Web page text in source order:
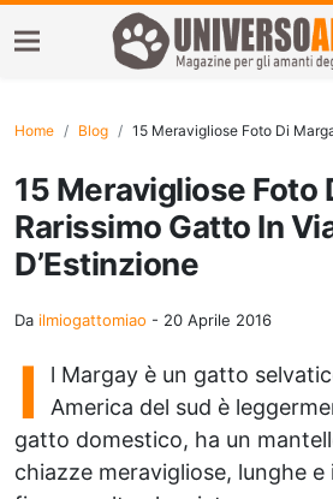
Home Blog 15 Meravigliose Foto Di Margay Un
15 Meravigliose Foto
Rarissimo Gatto In
D’Estinzione
Da ilmiogattomiao - 20 Aprile 2016
I
l Margay è un gatto
America del sud è
gatto domestico, ha un
chiazze meravigliose, lunghe e